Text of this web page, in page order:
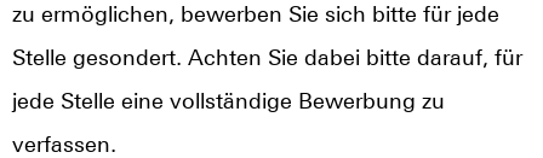
zu ermöglichen, bewerben Sie sich bitte für jede
Stelle gesondert. Achten Sie dabei bitte darauf, für
jede Stelle eine vollständige Bewerbung zu
verfassen.